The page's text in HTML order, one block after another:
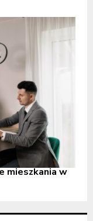
mieszkania w